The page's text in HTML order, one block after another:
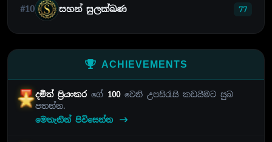
#10 සහන් සුලක්ඛණ 77
ACHIEVEMENTS
දමිත් ප්‍රියංකරගේ 100වෙනි උපසිරැසි කඩයීමට සුබ
පතන්න.
මෙතැනින් පිවිසෙන්න